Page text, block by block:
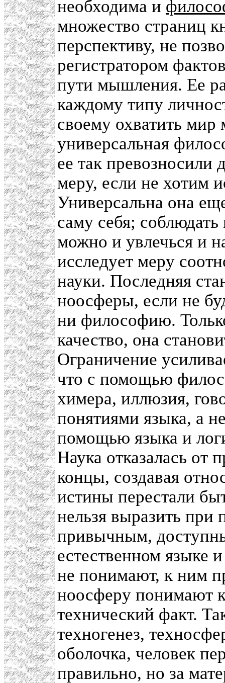
необходима и
множество страниц
перспективу, не
регистратором
пути мышления. Ее
каждому типу
своему охватить
универсальная
ее так превозносили
меру, если не хотим
Универсальна она
саму себя;
можно и увлечься и
исследует меру
науки. Последняя
ноосферы, если не
ни философию.
качество, она
Ограничение
что с помощью
химера, иллюзия,
понятиями языка, а
помощью языка и
Наука отказалась от
концы, создавая
истины перестали
нельзя выразить
привычным,
естественном языке
не понимают, к ним
ноосферу понимают
технический факт.
техногенез,
оболочка, человек
правильно, но за